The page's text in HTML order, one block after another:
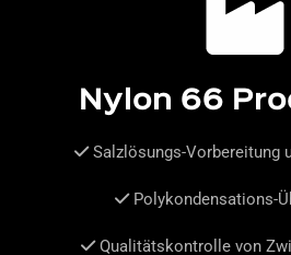
Nylon 66
Salzlösungs-Vorbereitung
Polykondensations-
Qualitätskontrolle von